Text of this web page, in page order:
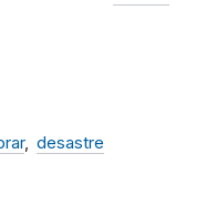
desastre